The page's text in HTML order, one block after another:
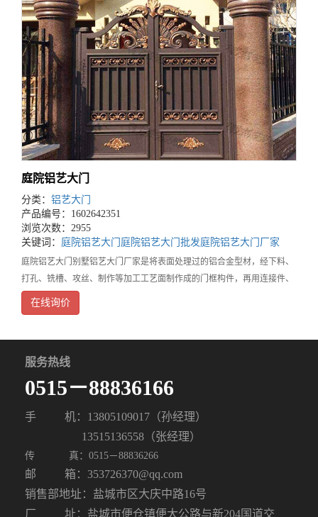
庭院铝艺大门
分类： 铝艺大门
产品编号：1602642351
浏览次数：2955
关键词： 庭院铝艺大门 庭院铝艺大门批发庭院铝艺大门厂家
庭院铝艺大门别墅铝艺大门厂家是将表面处理过的铝合金型材，经下料、
打孔、铣槽、攻丝、制作等加工工艺面制作成的门框构件，再用连接件、
密封材料和开闭五金配件一起组合装配而成的一种门。铝门的型材和玻璃
款式有南北方之分。北方以铝材厚、款式沉稳为主要特
在线询价
服务热线
0515－88836166
手
机：13805109017（孙经理）
13515136558（张经理）
传 真：0515－88836266
邮
箱：353726370@qq.com
销售部地址：盐城市区大庆中路16号
厂 址：盐城市便仓镇便大公路与新204国道交